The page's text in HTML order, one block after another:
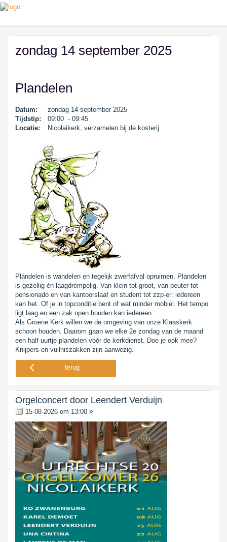
zondag 14 september 2025
Plandelen
Datum:
zondag 14 september 2025
Tijdstip:
09:00 - 09:45
Locatie:
Nicolaikerk, verzamelen bij de kosterij
Plándelen is wandelen en tegelijk zwerfafval opruimen. Plandelen
is gezellig én laagdrempelig. Van klein tot groot, van peuter tot
pensionado en van kantoorslaaf en student tot zzp-er: iedereen
kan het. Of je in topconditie bent of wat minder mobiel. Het tempo
ligt laag en een zak open houden kan iedereen.
Als Groene Kerk willen we de omgeving van onze Klaaskerk
schoon houden. Daarom gaan we elke 2e zondag van de maand
een half uurtje plandelen vóór de kerkdienst. Doe je ook mee?
Knijpers en vuilniszakken zijn aanwezig.
terug
Orgelconcert door Leendert Verduijn
15-08-2026 om 13:00